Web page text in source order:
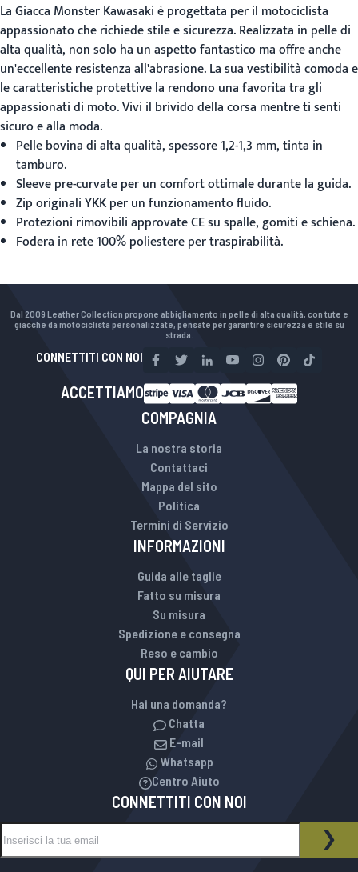
LaGiacca Monster Kawasakiè progettata per il motociclista
appassionato che richiede stile e sicurezza. Realizzata in pelle di
alta qualità, non solo ha un aspetto fantastico ma offre anche
un'eccellente resistenza all'abrasione. La sua vestibilità comoda e
le caratteristiche protettive la rendono una favorita tra gli
appassionati di moto. Vivi il brivido della corsa mentre ti senti
sicuro e alla moda.
Pelle bovina di alta qualità, spessore 1,2-1,3 mm, tinta in
tamburo.
Sleeve pre-curvate per un comfort ottimale durante la guida.
Zip originali YKK per un funzionamento fluido.
Protezioni rimovibili approvate CE su spalle, gomiti e schiena.
Fodera in rete 100% poliestere per traspirabilità.
Dal 2009 Leather Collection propone abbigliamento in pelle di alta qualità, con tute e
giacche da motociclista personalizzate, pensate per garantire sicurezza e stile su
strada.
CONNETTITI CON NOI
ACCETTIAMO
COMPAGNIA
La nostra storia
Contattaci
Mappa del sito
Politica
Termini di Servizio
INFORMAZIONI
Guida alle taglie
Fatto su misura
Su misura
Spedizione e consegna
Reso e cambio
QUI PER AIUTARE
Hai una domanda?
Chatta
E-mail
Whatsapp
Centro Aiuto
CONNETTITI CON NOI
NEWSLETTER